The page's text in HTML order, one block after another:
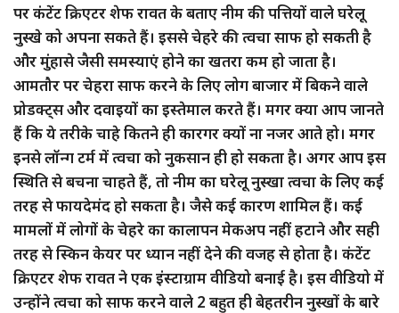
पर कंटेंट क्रिएटर शेफ रावत के बताए नीम की पत्तियों वाले घरेलू
नुस्खे को अपना सकते हैं। इससे चेहरे की त्वचा साफ हो सकती है
और मुंहासे जैसी समस्याएं होने का खतरा कम हो जाता है।
आमतौर पर चेहरा साफ करने के लिए लोग बाजार में बिकने वाले
प्रोडक्ट्स और दवाइयों का इस्तेमाल करते हैं। मगर क्या आप जानते
हैं कि ये तरीके चाहे कितने ही कारगर क्यों ना नजर आते हो। मगर
इनसे लॉन्ग टर्म में त्वचा को नुकसान ही हो सकता है। अगर आप इस
स्थिति से बचना चाहते हैं, तो नीम का घरेलू नुस्खा त्वचा के लिए कई
तरह से फायदेमंद हो सकता है। जैसे कई कारण शामिल हैं। कई
मामलों में लोगों के चेहरे का कालापन मेकअप नहीं हटाने और सही
तरह से स्किन केयर पर ध्यान नहीं देने की वजह से होता है। कंटेंट
क्रिएटर शेफ रावत ने एक इंस्टाग्राम वीडियो बनाई है। इस वीडियो में
उन्होंने त्वचा को साफ करने वाले 2 बहुत ही बेहतरीन नुस्खों के बारे